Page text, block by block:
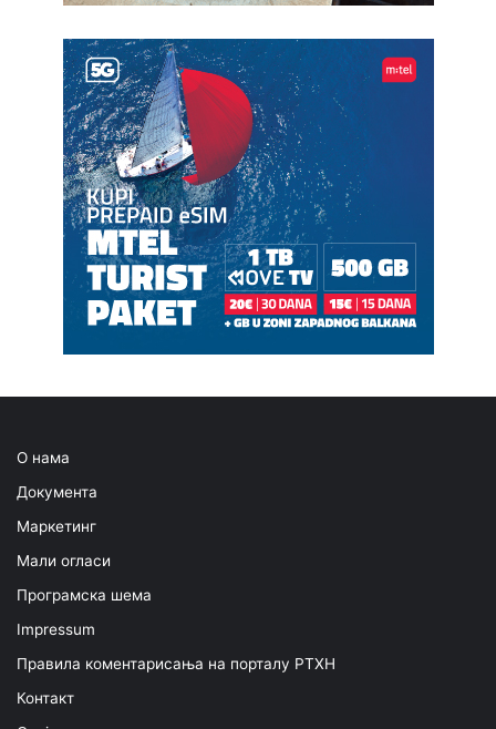
О нама
Документа
Маркетинг
Мали огласи
Програмска шема
Impressum
Правила коментарисања на порталу РТХН
Контакт